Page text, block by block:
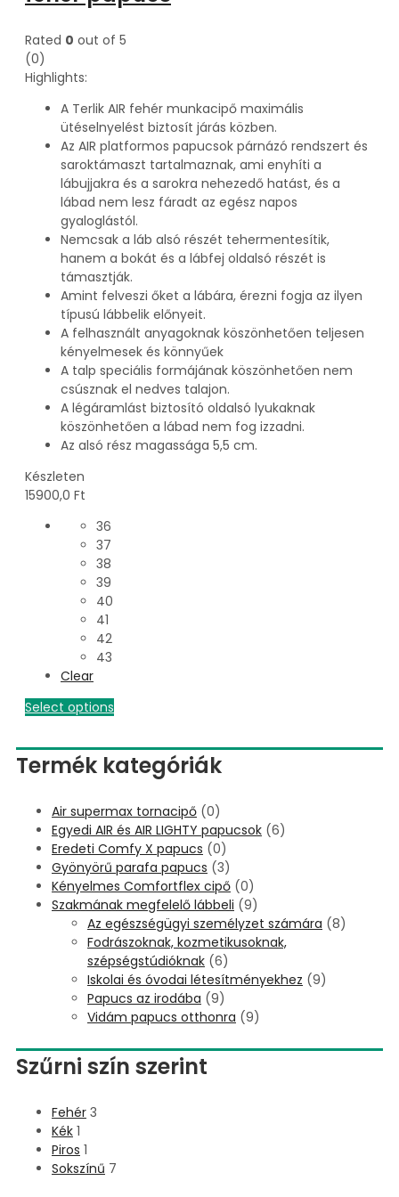
Rated 0 out of 5
(0)
Highlights:
A Terlik AIR fehér munkacipő maximális
ütéselnyelést biztosít járás közben.
Az AIR platformos papucsok párnázó rendszert és
saroktámaszt tartalmaznak, ami enyhíti a
lábujjakra és a sarokra nehezedő hatást, és a
lábad nem lesz fáradt az egész napos
gyaloglástól.
Nemcsak a láb alsó részét tehermentesítik,
hanem a bokát és a lábfej oldalsó részét is
támasztják.
Amint felveszi őket a lábára, érezni fogja az ilyen
típusú lábbelik előnyeit.
A felhasznált anyagoknak köszönhetően teljesen
kényelmesek és könnyűek
A talp speciális formájának köszönhetően nem
csúsznak el nedves talajon.
A légáramlást biztosító oldalsó lyukaknak
köszönhetően a lábad nem fog izzadni.
Az alsó rész magassága 5,5 cm.
Készleten
15900,0 Ft
36
37
38
39
40
41
42
43
Clear
Select options
Termék kategóriák
Air supermax tornacipő (0)
Egyedi AIR és AIR LIGHTY papucsok (6)
Eredeti Comfy X papucs (0)
Gyönyörű parafa papucs (3)
Kényelmes Comfortflex cipő (0)
Szakmának megfelelő lábbeli (9)
Az egészségügyi személyzet számára (8)
Fodrászoknak, kozmetikusoknak,
szépségstúdióknak (6)
Iskolai és óvodai létesítményekhez (9)
Papucs az irodába (9)
Vidám papucs otthonra (9)
Szűrni szín szerint
Fehér 3
Kék 1
Piros 1
Sokszínű 7